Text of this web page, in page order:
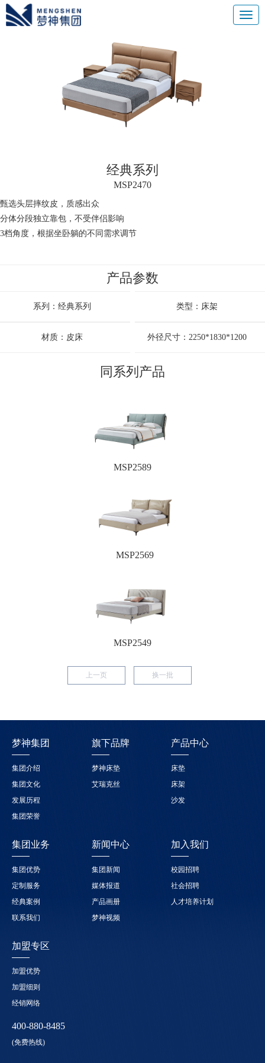
经典系列
MSP2470
甄选头层摔纹皮，质感出众
分体分段独立靠包，不受伴侣影响
3档角度，根据坐卧躺的不同需求调节
产品参数
系列：经典系列 类型：床架
材质：皮床 外径尺寸：2250*1830*1200
同系列产品
MSP2589
MSP2569
MSP2549
上一页 换一批
梦神集团
集团介绍
集团文化
发展历程
集团荣誉
旗下品牌
梦神床垫
艾瑞克丝
产品中心
床垫
床架
沙发
集团业务
集团优势
定制服务
经典案例
联系我们
新闻中心
集团新闻
媒体报道
产品画册
梦神视频
加入我们
校园招聘
社会招聘
人才培养计划
加盟专区
加盟优势
加盟细则
经销网络
400-880-8485
(免费热线)